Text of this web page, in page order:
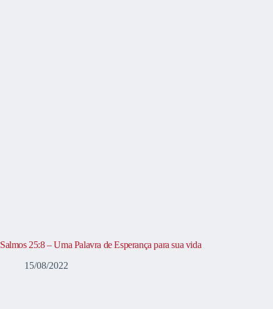
Salmos 25:8 – Uma Palavra de Esperança para sua vida
15/08/2022